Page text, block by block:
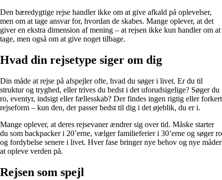
Den bæredygtige rejse handler ikke om at give afkald på oplevelser,
men om at tage ansvar for, hvordan de skabes. Mange oplever, at det
giver en ekstra dimension af mening – at rejsen ikke kun handler om at
tage, men også om at give noget tilbage.
Hvad din rejsetype siger om dig
Din måde at rejse på afspejler ofte, hvad du søger i livet. Er du til
struktur og tryghed, eller trives du bedst i det uforudsigelige? Søger du
ro, eventyr, indsigt eller fællesskab? Der findes ingen rigtig eller forkert
rejseform – kun den, der passer bedst til dig i det øjeblik, du er i.
Mange oplever, at deres rejsevaner ændrer sig over tid. Måske starter
du som backpacker i 20’erne, vælger familieferier i 30’erne og søger ro
og fordybelse senere i livet. Hver fase bringer nye behov og nye måder
at opleve verden på.
Rejsen som spejl